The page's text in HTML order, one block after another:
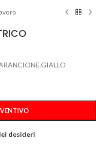
desideri